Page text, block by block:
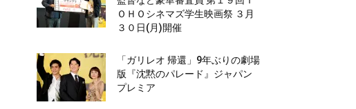
ＯＨＯシネマズ学生映画祭 ３月
３０日(月)開催
「ガリレオ 帰還」9年ぶりの劇場
版『沈黙のパレード』ジャパン
プレミア